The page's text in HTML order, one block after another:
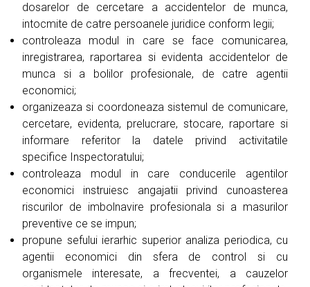
dosarelor de cercetare a accidentelor de munca,
intocmite de catre persoanele juridice conform legii;
controleaza modul in care se face comunicarea,
inregistrarea, raportarea si evidenta accidentelor de
munca si a bolilor profesionale, de catre agentii
economici;
organizeaza si coordoneaza sistemul de comunicare,
cercetare, evidenta, prelucrare, stocare, raportare si
informare referitor la datele privind activitatile
specifice Inspectoratului;
controleaza modul in care conducerile agentilor
economici instruiesc angajatii privind cunoasterea
riscurilor de imbolnavire profesionala si a masurilor
preventive ce se impun;
propune sefului ierarhic superior analiza periodica, cu
agentii economici din sfera de control si cu
organismele interesate, a frecventei, a cauzelor